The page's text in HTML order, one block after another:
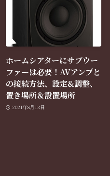
ホームシアターにサブウー
ファーは必要！AVアンプと
の接続方法、設定&調整、
置き場所＆設置場所
2021年8月13日